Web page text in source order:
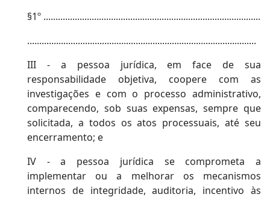
§1º ..........................................................................................
...............................................................................................
III - a pessoa jurídica, em face de sua
responsabilidade objetiva, coopere com as
investigações e com o processo administrativo,
comparecendo, sob suas expensas, sempre que
solicitada, a todos os atos processuais, até seu
encerramento; e
IV - a pessoa jurídica se comprometa a
implementar ou a melhorar os mecanismos
internos de integridade, auditoria, incentivo às